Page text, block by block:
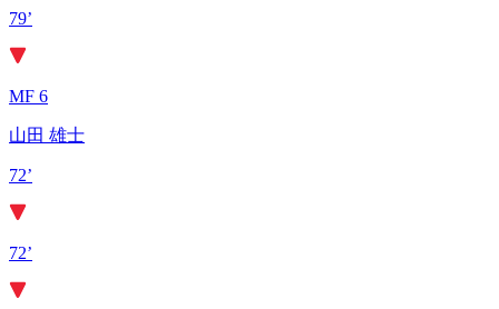
79’
MF 6
山田 雄士
72’
72’